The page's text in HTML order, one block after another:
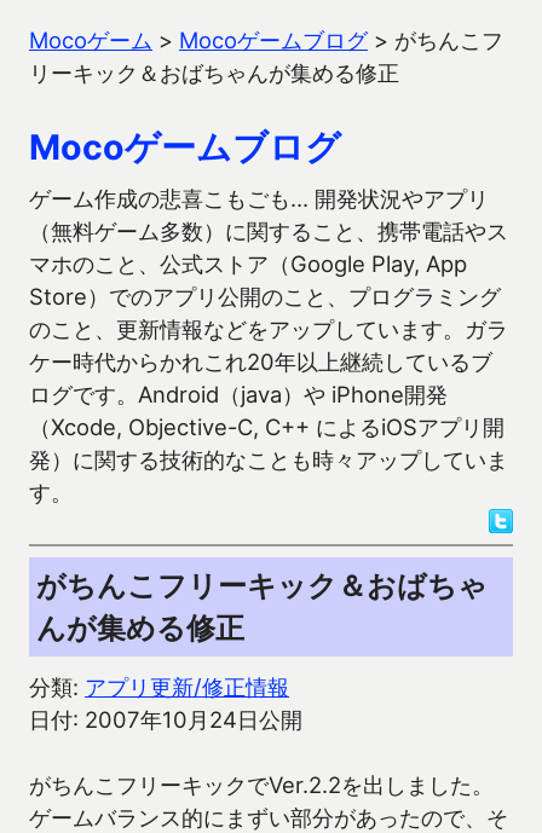
Mocoゲーム > Mocoゲームブログ> がちんこフ
リーキック＆おばちゃんが集める修正
Mocoゲームブログ
ゲーム作成の悲喜こもごも… 開発状況やアプリ
（無料ゲーム多数）に関すること、携帯電話やス
マホのこと、公式ストア（Google Play, App
Store）でのアプリ公開のこと、プログラミング
のこと、更新情報などをアップしています。ガラ
ケー時代からかれこれ20年以上継続しているブ
ログです。Android（java）や iPhone開発
（Xcode, Objective-C, C++ によるiOSアプリ開
発）に関する技術的なことも時々アップしていま
す。
がちんこフリーキック＆おばちゃ
んが集める修正
分類: アプリ更新/修正情報
日付: 2007年10月24日公開
がちんこフリーキックでVer.2.2を出しました。
ゲームバランス的にまずい部分があったので、そ